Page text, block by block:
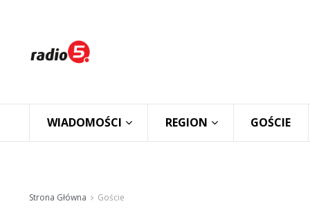
WIADOMOŚCI REGION GOŚCIE
Strona Główna Goście